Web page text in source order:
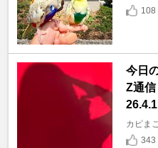
108
今日
Z通
カピま
343